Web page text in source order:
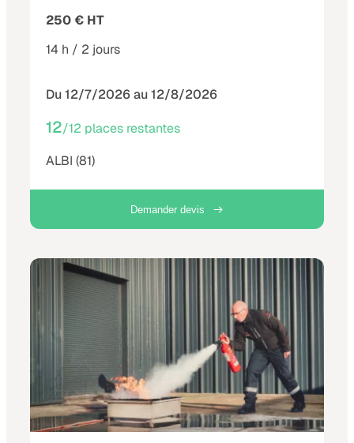
250 € HT
14 h / 2 jours
Du 12/7/2026 au 12/8/2026
12/12 places restantes
ALBI (81)
Demander devis